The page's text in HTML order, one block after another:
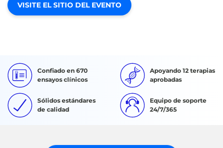
VISITE EL SITIO DEL EVENTO
Confiado en 670
ensayos clínicos
Apoyando 12 terapias
aprobadas
Sólidos estándares
de calidad
Equipo de soporte
24/7/365